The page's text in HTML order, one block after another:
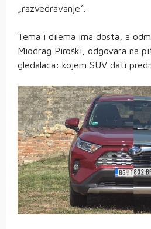
„razvedravanje“.
Tema i dilema ima dosta, a
Miodrag Piroški, odgovara na
gledalaca: kojem SUV dati